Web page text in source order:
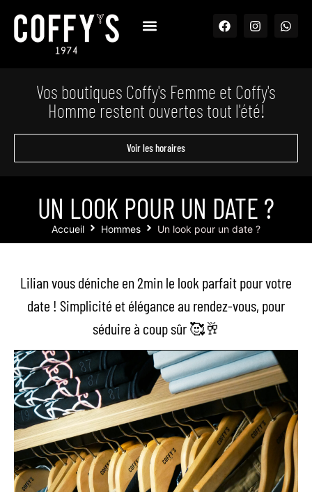
Vos boutiques Coffy's Femme et Coffy's
Homme restent ouvertes tout l'été!
Voir les horaires
UN LOOK POUR UN DATE ?
Accueil Hommes Un look pour un date ?
Lilian vous déniche en 2min le look parfait pour votre
date ! Simplicité et élégance au rendez-vous, pour
séduire à coup sûr 🥰🥂